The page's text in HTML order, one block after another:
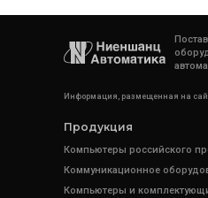
Информация, размещенная на
Продукция
Компьютеры российского
Коммуникационное
Компьютеры и